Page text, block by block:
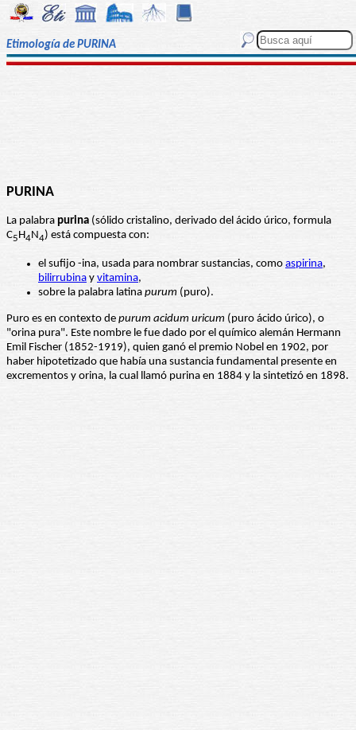
Etimología de PURINA
PURINA
La palabra purina (sólido cristalino, derivado del ácido úrico, formula
C5H4N4) está compuesta con:
el sufijo -ina, usada para nombrar sustancias, como aspirina,
bilirrubina y vitamina,
sobre la palabra latina purum (puro).
Puro es en contexto de purum acidum uricum (puro ácido úrico), o
"orina pura". Este nombre le fue dado por el químico alemán Hermann
Emil Fischer (1852-1919), quien ganó el premio Nobel en 1902, por
haber hipotetizado que había una sustancia fundamental presente en
excrementos y orina, la cual llamó purina en 1884 y la sintetizó en 1898.